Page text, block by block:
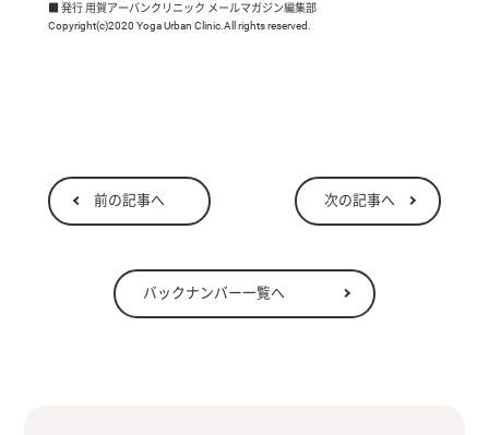
■ 発行 用賀アーバンクリニック メールマガジン編集部
Copyright(c)2020 Yoga Urban Clinic.All rights reserved.
前の記事へ 次の記事へ
バックナンバー一覧へ